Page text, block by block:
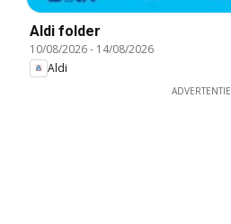
Aldi folder
10/08/2026- 14/08/2026
Aldi
ADVERTENTIE